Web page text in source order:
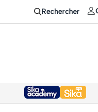
Rechercher